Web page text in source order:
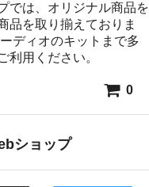
では、オリジナル商品を
品を取り揃えておりま
ディオのキットまで多
利用ください。
0
ショップ